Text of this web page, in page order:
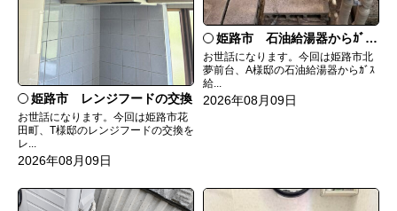
姫路市 レンジフードの交換
お世話になります。今回は姫路市花
田町、T様邸のレンジフードの交換を
レ...
2026年08月09日
姫路市 石油給湯器からｶﾞｽ給湯器へ取替
お世話になります。今回は姫路市北
夢前台、A様邸の石油給湯器からｶﾞｽ
給...
2026年08月09日